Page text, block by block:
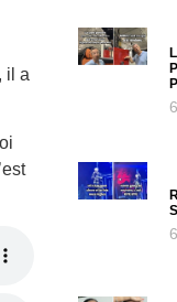
il a